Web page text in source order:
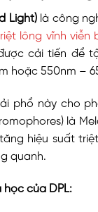
Light)là công
lông vĩnh viễn
được cải tiến để
hoặc 550nm –
phổ này cho
là
hiệu suất
quanh.
học của DPL: